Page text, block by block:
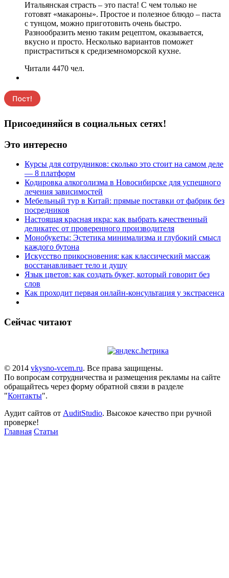
Итальянская страсть – это паста! С чем только не
готовят «макароны». Простое и полезное блюдо – паста
с тунцом, можно приготовить очень быстро.
Разнообразить меню таким рецептом, оказывается,
вкусно и просто. Несколько вариантов поможет
пристраститься к средиземноморской кухне.
Читали 4470 чел.
Присоединяйся в социальных сетях!
Это интересно
Курсы для сотрудников: сколько это стоит на самом деле
— 8 платформ
Кодировка алкоголизма в Новосибирске для успешного
лечения зависимостей
Мебельный тур в Китай: прямые поставки от фабрик без
посредников
Настоящая красная икра: как выбрать качественный
деликатес от проверенного производителя
Монобукеты: Эстетика минимализма и глубокий смысл
каждого бутона
Искусство прикосновения: как классический массаж
восстанавливает тело и душу
Язык цветов: как создать букет, который говорит без
слов
Как проходит первая онлайн-консультация у экстрасенса
Сейчас читают
© 2014 vkysno-vcem.ru. Все права защищены.
По вопросам сотрудничества и размещения рекламы на сайте
обращайтесь через форму обратной связи в разделе
"Контакты".
Аудит сайтов от AuditStudio. Высокое качество при ручной
проверке!
Главная Статьи